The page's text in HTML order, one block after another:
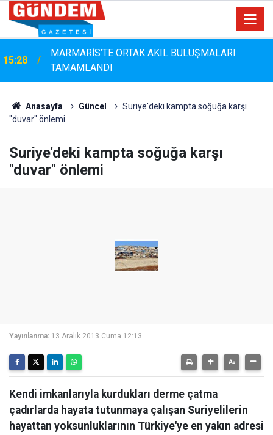
MARMARİS’TE ORTAK AKIL BULUŞMALARI
TAMAMLANDI
14:44
Marmaris'te Çam Ağaçlarına Güvenli Dokunuş:
Budama Çalışmaları Sürüyor
Anasayfa Güncel
Suriye'deki kampta soğuğa karşı
"duvar" önlemi
Suriye'deki kampta soğuğa karşı
"duvar" önlemi
Yayınlanma: 13 Aralık 2013 Cuma 12:13
Kendi imkanlarıyla kurdukları derme çatma
çadırlarda hayata tutunmaya çalışan Suriyelilerin
hayattan yoksunluklarının Türkiye'ye en yakın adresi